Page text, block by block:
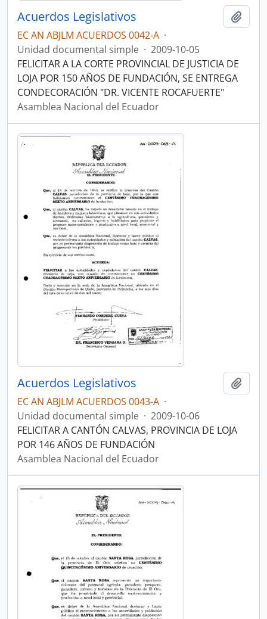
Acuerdos Legislativos
EC AN ABJLM ACUERDOS 0042-A ·
Unidad documental simple · 2009-10-05
FELICITAR A LA CORTE PROVINCIAL DE JUSTICIA DE
LOJA POR 150 AÑOS DE FUNDACIÓN, SE ENTREGA
CONDECORACIÓN "DR. VICENTE ROCAFUERTE"
Asamblea Nacional del Ecuador
Acuerdos Legislativos
EC AN ABJLM ACUERDOS 0043-A ·
Unidad documental simple · 2009-10-06
FELICITAR A CANTÓN CALVAS, PROVINCIA DE LOJA
POR 146 AÑOS DE FUNDACIÓN
Asamblea Nacional del Ecuador